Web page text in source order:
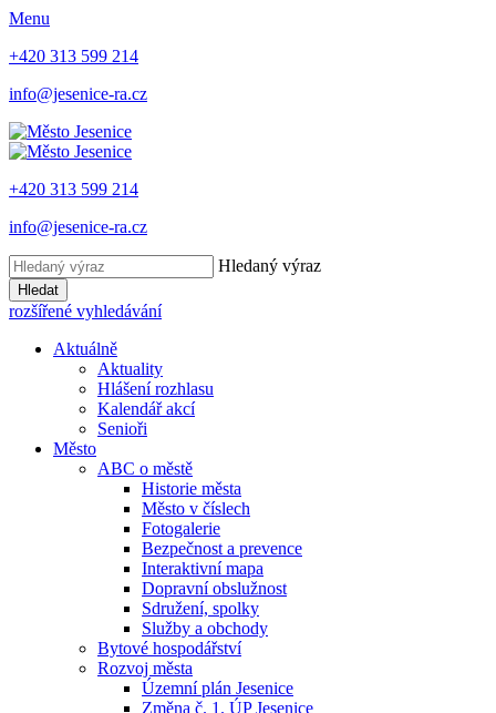
Menu
+420 313 599 214
info@jesenice-ra.cz
+420 313 599 214
info@jesenice-ra.cz
Hledaný výraz
Hledat
rozšířené vyhledávání
Aktuálně
Aktuality
Hlášení rozhlasu
Kalendář akcí
Senioři
Město
ABC o městě
Historie města
Město v číslech
Fotogalerie
Bezpečnost a prevence
Interaktivní mapa
Dopravní obslužnost
Sdružení, spolky
Služby a obchody
Bytové hospodářství
Rozvoj města
Územní plán Jesenice
Změna č. 1. ÚP Jesenice